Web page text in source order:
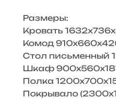
Размеры:
Кровать
Комод
Стол письменный
Шкаф
Полка
Покрывало